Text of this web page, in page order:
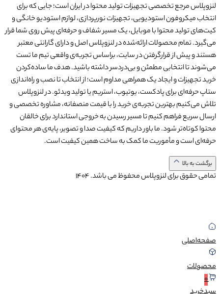
لنزوپلاس مرجع تخصصی تجهیزات تولید محتوا در ایران است؛ جایی که برای
انتخاب میکروفون استودیویی، تجهیزات نورپردازی، لوازم استودیو خانگی و
کیت‌های تولید محتوا با موبایل، یک مسیر شفاف و حرفه‌ای پیش روی شما قرار
می‌گیرد. تمام محصولات ارائه‌شده در لنزوپلاس اصل و دارای گارانتی معتبر
هستند و پیش از قرارگرفتن در سایت، براساس تجربه‌ی واقعی تیم ما تست
می‌شوند تا انتخابی مطمئن و بی‌دردسر داشته باشید. هدف ما ساده‌کردن
خرید تجهیزات و ایجاد یک همراهی مداوم است؛ از انتخاب تا نصب و راه‌اندازی
ستاپ حرفه‌ای برای پادکست، یوتیوب، استریم یا تولید ویدئو. در لنزوپلاس
تلاش می‌کنیم بهترین تجربه‌ی خرید را با قیمت منصفانه، مشاوره تخصصی و
ارسال سریع فراهم کنیم تا مسیر رسیدن به خروجی استاندارد برای خالقان
محتوا کوتاه‌تر شود. ما باور داریم که کیفیت صدا و تصویر، پایه‌ی هر محتوای
حرفه‌ای است و مأموریت ما کمک به ساخت همین کیفیت است.
برگشت به بالا
تمامی حقوق برای لنزوپلاس محفوظ می باشد.1404
صفحه‌اصلی
محصولات
0